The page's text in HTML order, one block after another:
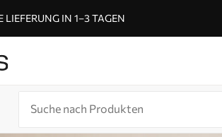
LIEFERUNG IN 1–3 TAGEN